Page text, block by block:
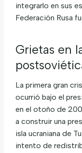
integrarlo en sus
Federación Rusa
Grietas en
La primera gran
ocurrió bajo el
en el otoño de
a construir una
isla ucraniana de
intento de